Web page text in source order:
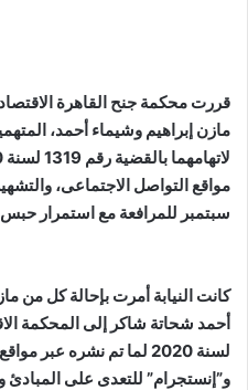
قررت محكمة جنح القاهرة
مازن إبراهيم وشيماء أحمد،
سبتمبر للمرافعة مع استمرار
كانت النيابة أمرت بإحالة كل من
لسنة 2020 لما تم نشره
و”إنستجرام” للتعدى على